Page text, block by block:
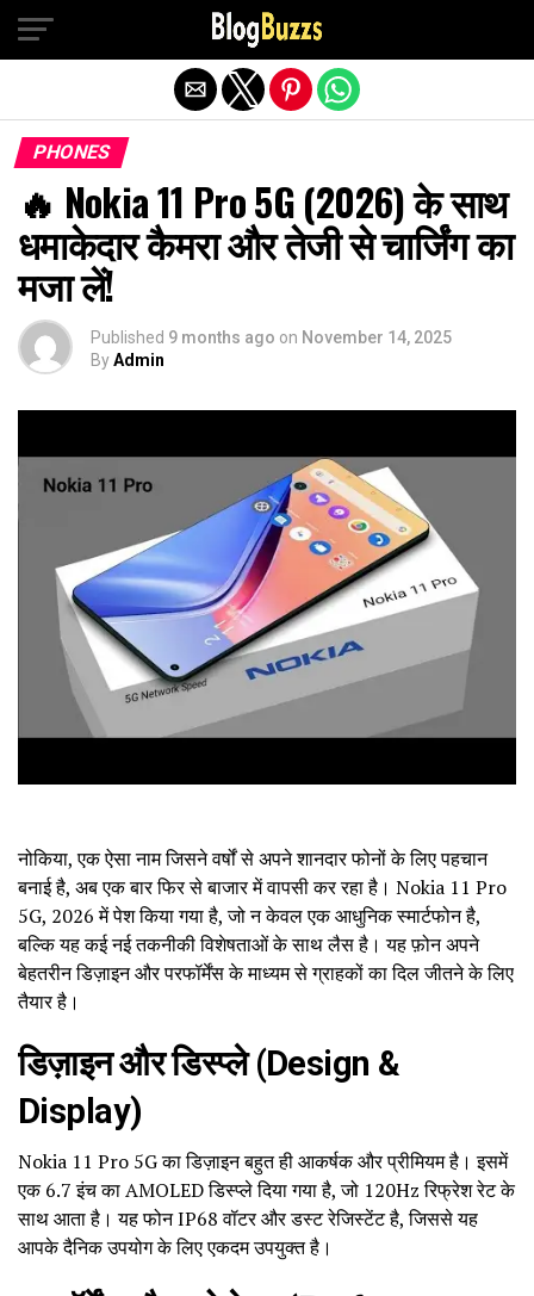
PHONES
🔥 Nokia 11 Pro 5G (2026) के साथ
धमाकेदार कैमरा और तेजी से चार्जिंग का
मजा लें!
Published 9 months ago on November 14, 2025
ByAdmin
नोकिया, एक ऐसा नाम जिसने वर्षों से अपने शानदार फोनों के लिए पहचान
बनाई है, अब एक बार फिर से बाजार में वापसी कर रहा है। Nokia 11 Pro
5G, 2026 में पेश किया गया है, जो न केवल एक आधुनिक स्मार्टफोन है,
बल्कि यह कई नई तकनीकी विशेषताओं के साथ लैस है। यह फ़ोन अपने
बेहतरीन डिज़ाइन और परफॉर्मेंस के माध्यम से ग्राहकों का दिल जीतने के लिए
तैयार है।
डिज़ाइन और डिस्प्ले (Design &
Display)
Nokia 11 Pro 5G का डिज़ाइन बहुत ही आकर्षक और प्रीमियम है। इसमें
एक 6.7 इंच का AMOLED डिस्प्ले दिया गया है, जो 120Hz रिफ्रेश रेट के
साथ आता है। यह फोन IP68 वॉटर और डस्ट रेजिस्टेंट है, जिससे यह
आपके दैनिक उपयोग के लिए एकदम उपयुक्त है।
Exit mobile version